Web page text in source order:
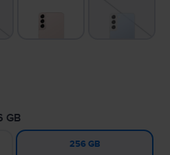
GB
256 GB